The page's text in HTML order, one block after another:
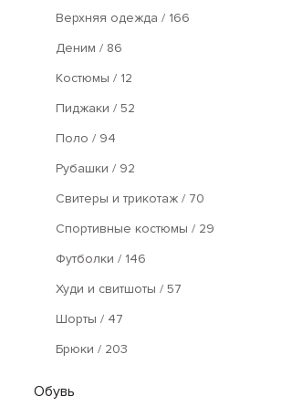
Верхняя одежда / 166
Деним / 86
Костюмы / 12
Пиджаки / 52
Поло / 94
Рубашки / 92
Свитеры и трикотаж / 70
Спортивные костюмы / 29
Футболки / 146
Худи и свитшоты / 57
Шорты / 47
Брюки / 203
Обувь